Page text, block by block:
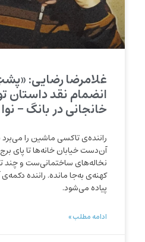
غلامرضا رضایی:
انضمام نقد داستان
خانجانی در بانگ – نوا
راننده‌ی تاکسی ماشین را
آن‌دست خیابان خانه‌ها تا پای
نخاله‌های ساختمانی‌ست و چند
کهنه‌ی به‌جا مانده. راننده
پیاده می‌شود.
ادامه مطلب »